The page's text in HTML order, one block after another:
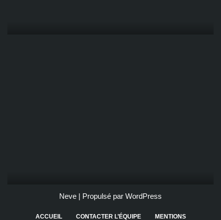
Neve | Propulsé par WordPress
ACCUEIL CONTACTER L’ÉQUIPE MENTIONS